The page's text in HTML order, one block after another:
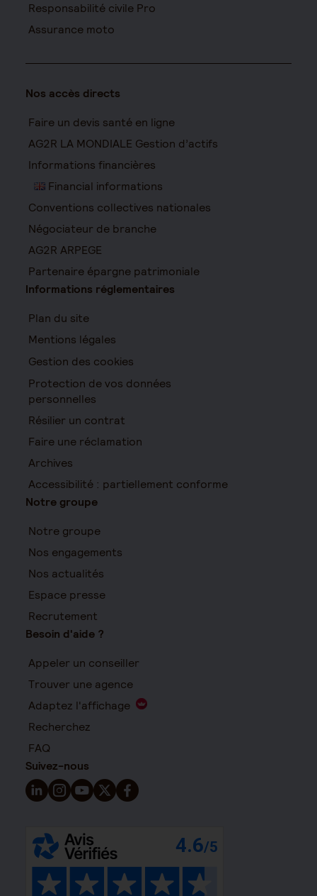
Responsabilité civile Pro
Assurance moto
Nos accès directs
Faire un devis santé en ligne
AG2R LA MONDIALE Gestion d’actifs
Informations financières
Financial informations
Conventions collectives nationales
Négociateur de branche
AG2R ARPEGE
Partenaire épargne patrimoniale
Informations réglementaires
Plan du site
Mentions légales
Gestion des cookies
Protection de vos données
personnelles
Résilier un contrat
Faire une réclamation
Archives
Accessibilité : partiellement conforme
Notre groupe
Notre groupe
Nos engagements
Nos actualités
Espace presse
Recrutement
Besoin d'aide ?
Appeler un conseiller
Trouver une agence
Adaptez l'affichage
Recherchez
FAQ
Suivez-nous
Suivez-nous sur LinkedIn - Nouvelle fenêtre
Suivez-nous sur Instagram - Nouvelle fenêtre
Suivez-nous sur YouTube - Nouvelle fenêtre
Suivez-nous sur X - Nouvelle fenêtre
Suivez-nous sur Facebook - Nouvelle